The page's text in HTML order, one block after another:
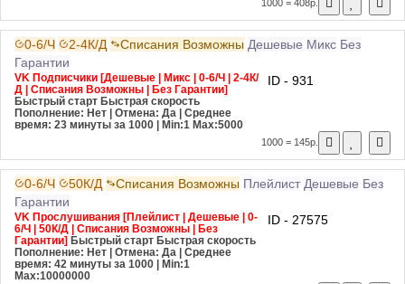
1000 = 408р.
0-6/Ч 2-4К/Д Списания Возможны Дешевые Микс Без
Гарантии
VK Подписчики [Дешевые | Микс | 0-6/Ч | 2-4К/
Д | Списания Возможны | Без Гарантии]
Быстрый старт Быстрая скорость
Пополнение: Нет | Отмена: Да | Среднее
время: 23 минуты за 1000
| Min:1 Max:5000
ID - 931
1000 = 145р.
0-6/Ч 50К/Д Списания Возможны Плейлист Дешевые Без
Гарантии
VK Прослушивания [Плейлист | Дешевые | 0-
6/Ч | 50К/Д | Списания Возможны | Без
Гарантии] Быстрый старт Быстрая скорость
Пополнение: Нет | Отмена: Да | Среднее
время: 42 минуты за 1000
| Min:1
Max:10000000
ID - 27575